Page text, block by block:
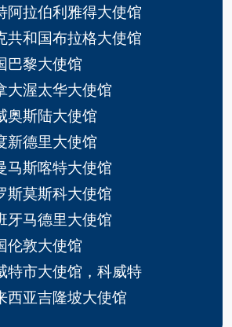
阿拉伯利雅得大使馆
共和国布拉格大使馆
巴黎大使馆
大渥太华大使馆
奥斯陆大使馆
新德里大使馆
马斯喀特大使馆
斯莫斯科大使馆
牙马德里大使馆
伦敦大使馆
特市大使馆，科威特
西亚吉隆坡大使馆